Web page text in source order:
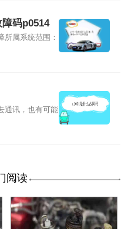
码p0514
所属系统范围：
通讯，也有可能
阅读